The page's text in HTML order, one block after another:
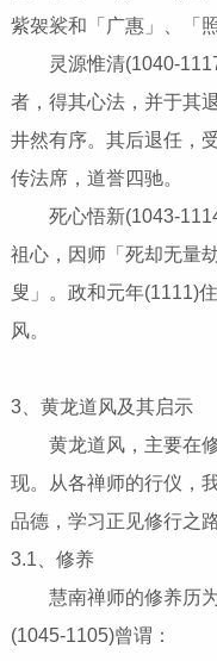
紫袈裟和「广惠」、「
灵源惟清(1040-
者，得其心法，并于其
井然有序。其后退任，
传法席，道誉四驰。
死心悟新(1043-
祖心，因师「死却无量
叟」。政和元年(1111)
风。
3、黄龙道风及其启示
黄龙道风，主要在修
现。从各禅师的行仪，
品德，学习正见修行之路
3.1、修养
慧南禅师的修养历为
(1045-1105)曾谓：